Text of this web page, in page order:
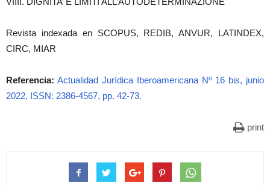
Revista indexada en SCOPUS, REDIB, ANVUR, LATINDEX,
CIRC, MIAR
Referencia: Actualidad Jurídica Iberoamericana Nº 16 bis, junio
2022, ISSN: 2386-4567, pp. 42-73.
print